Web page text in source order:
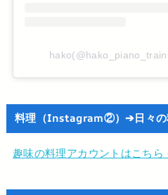
料理（Instagram②）➔日々の
趣味の料理アカウントはこち